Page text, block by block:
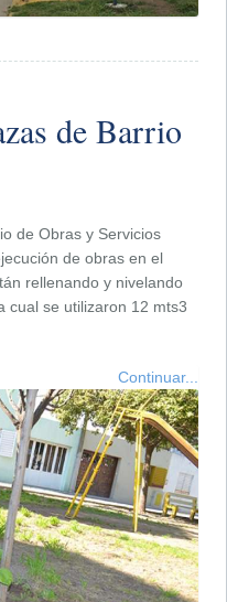
de Barrio
de Obras y Servicios
de obras en el
rellenando y nivelando
cual se utilizaron 12 mts3
Continuar...